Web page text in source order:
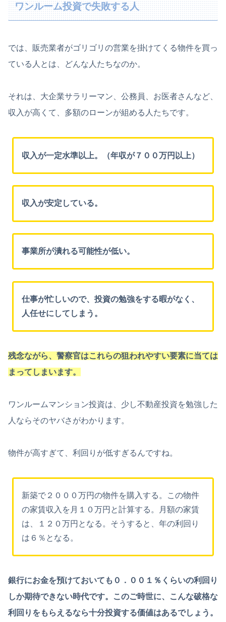
ワンルーム投資で失敗する人
では、販売業者がゴリゴリの営業を掛けてくる物件を買っ
ている人とは、どんな人たちなのか。
それは、大企業サラリーマン、公務員、お医者さんなど、
収入が高くて、多額のローンが組める人たちです。
収入が一定水準以上。（年収が７００万円以上）
収入が安定している。
事業所が潰れる可能性が低い。
仕事が忙しいので、投資の勉強をする暇がなく、
人任せにしてしまう。
残念ながら、警察官はこれらの狙われやすい要素に当ては
まってしまいます。
ワンルームマンション投資は、少し不動産投資を勉強した
人ならそのヤバさがわかります。
物件が高すぎて、利回りが低すぎるんですね。
新築で２０００万円の物件を購入する。この物件
の家賃収入を月１０万円と計算する。月額の家賃
は、１２０万円となる。そうすると、年の利回り
は６％となる。
銀行にお金を預けておいても０．００１％くらいの利回り
しか期待できない時代です。このご時世に、こんな破格な
利回りをもらえるなら十分投資する価値はあるでしょう。